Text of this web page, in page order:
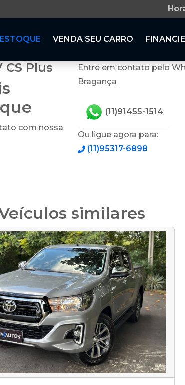
ESTOQUE VENDA SEU CARRO FINANCIE
CS Plus
com nossa
Entre em contato pelo
Bragança
(11)91455-1514
Ou ligue agora para:
(11)95317-6898
similares